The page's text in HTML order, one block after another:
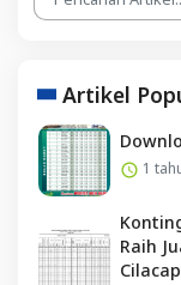
Artikel
1
Raih
Cilacap